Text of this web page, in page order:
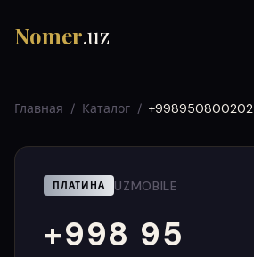
Nomer.uz
UZ УЗ
Главная / Каталог / +998950800202
ПЛАТИНА UZMOBILE
+998 95